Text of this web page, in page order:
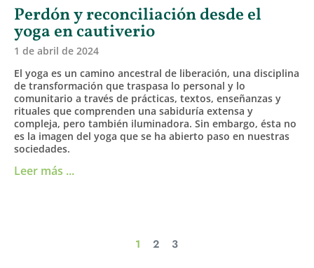
Perdón y reconciliación desde el
yoga en cautiverio
1 de abril de 2024
El yoga es un camino ancestral de liberación, una disciplina
de transformación que traspasa lo personal y lo
comunitario a través de prácticas, textos, enseñanzas y
rituales que comprenden una sabiduría extensa y
compleja, pero también iluminadora. Sin embargo, ésta no
es la imagen del yoga que se ha abierto paso en nuestras
sociedades.
Leer más ...
1 2 3